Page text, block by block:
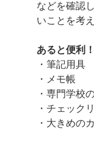
などを確認
いことを考
あると便利
・筆記用具
・メモ帳
・専門学校
・チェック
・大きめの